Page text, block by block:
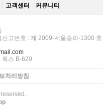
고객센터 커뮤니티
고번호 : 제 2009-서울송파-1300 호
웍스 B-620
처리방침